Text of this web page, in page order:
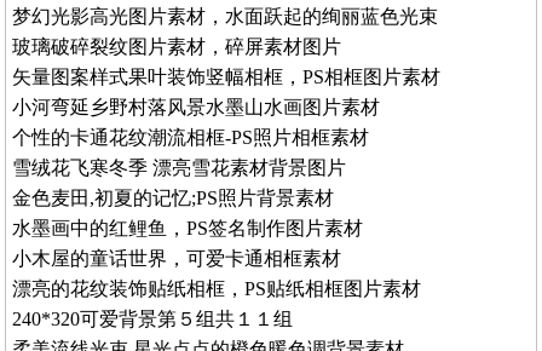
梦幻光影高光图片素材，水面跃起的绚丽蓝色光束
玻璃破碎裂纹图片素材，碎屏素材图片
矢量图案样式果叶装饰竖幅相框，PS相框图片素材
小河弯延乡野村落风景水墨山水画图片素材
个性的卡通花纹潮流相框-PS照片相框素材
雪绒花飞寒冬季 漂亮雪花素材背景图片
金色麦田,初夏的记忆;PS照片背景素材
水墨画中的红鲤鱼，PS签名制作图片素材
小木屋的童话世界，可爱卡通相框素材
漂亮的花纹装饰贴纸相框，PS贴纸相框图片素材
240*320可爱背景第５组共１１组